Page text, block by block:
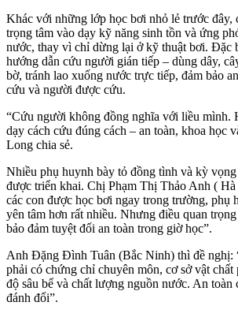
Khác với những lớp học bơi nhỏ lẻ trước đây,
trọng tâm vào dạy kỹ năng sinh tồn và ứng
nước, thay vì chỉ dừng lại ở kỹ thuật bơi. Đặc
hướng dẫn cứu người gián tiếp – dùng dây,
bờ, tránh lao xuống nước trực tiếp, đảm bảo
cứu và người được cứu.
“Cứu người không đồng nghĩa với liều mình.
dạy cách cứu đúng cách – an toàn, khoa học
Long chia sẻ.
Nhiều phụ huynh bày tỏ đồng tình và kỳ
được triển khai. Chị Phạm Thị Thảo Anh (
các con được học bơi ngay trong trường, phụ
yên tâm hơn rất nhiều. Nhưng điều quan
bảo đảm tuyệt đối an toàn trong giờ học”.
Anh Đặng Đình Tuân (Bắc Ninh) thì đề nghị:
phải có chứng chỉ chuyên môn, cơ sở vật chất
độ sâu bể và chất lượng nguồn nước. An toàn
đánh đổi”.